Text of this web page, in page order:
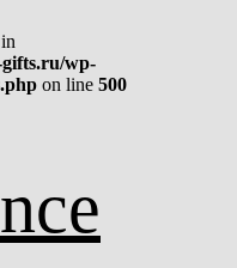
wp-
on line 500